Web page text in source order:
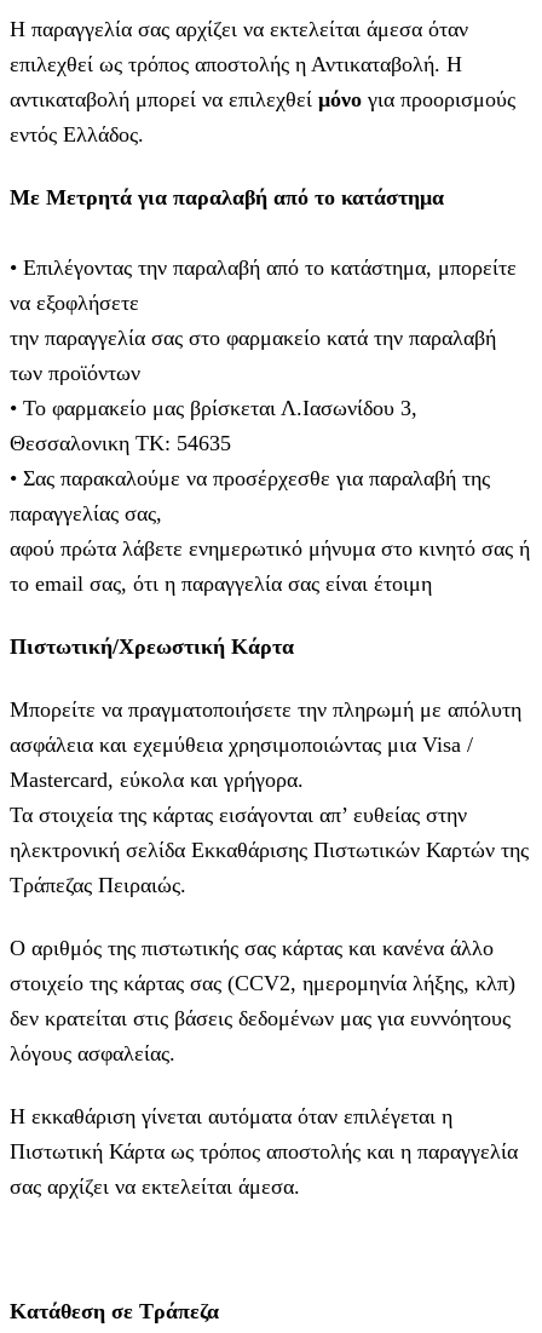
Η παραγγελία σας αρχίζει να εκτελείται άμεσα όταν
επιλεχθεί ως τρόπος αποστολής η Αντικαταβολή. Η
αντικαταβολή μπορεί να επιλεχθεί μόνο για προορισμούς
εντός Ελλάδος.
Με Μετρητά για παραλαβή από το κατάστημα
• Επιλέγοντας την παραλαβή από το κατάστημα, μπορείτε
να εξοφλήσετε
την παραγγελία σας στο φαρμακείο κατά την παραλαβή
των προϊόντων
• Το φαρμακείο μας βρίσκεται Λ.Ιασωνίδου 3,
Θεσσαλονικη ΤΚ: 54635
• Σας παρακαλούμε να προσέρχεσθε για παραλαβή της
παραγγελίας σας,
αφού πρώτα λάβετε ενημερωτικό μήνυμα στο κινητό σας ή
το email σας, ότι η παραγγελία σας είναι έτοιμη
Πιστωτική/Χρεωστική Κάρτα
Μπορείτε να πραγματοποιήσετε την πληρωμή με απόλυτη
ασφάλεια και εχεμύθεια χρησιμοποιώντας μια Visa /
Mastercard, εύκολα και γρήγορα.
Τα στοιχεία της κάρτας εισάγoνται απ’ ευθείας στην
ηλεκτρονική σελίδα Εκκαθάρισης Πιστωτικών Καρτών της
Τράπεζας Πειραιώς.
Ο αριθμός της πιστωτικής σας κάρτας και κανένα άλλο
στοιχείο της κάρτας σας (CCV2, ημερομηνία λήξης, κλπ)
δεν κρατείται στις βάσεις δεδομένων μας για ευννόητους
λόγους ασφαλείας.
Η εκκαθάριση γίνεται αυτόματα όταν επιλέγεται η
Πιστωτική Κάρτα ως τρόπος αποστολής και η παραγγελία
σας αρχίζει να εκτελείται άμεσα.
Κατάθεση σε Τράπεζα